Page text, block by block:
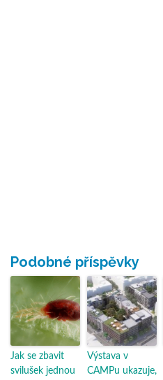
Podobné příspěvky
Jak se zbavit
svilušek jednou
Výstava v
CAMPu ukazuje,